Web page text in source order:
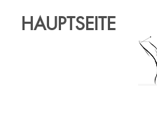
HAUPTSEITE